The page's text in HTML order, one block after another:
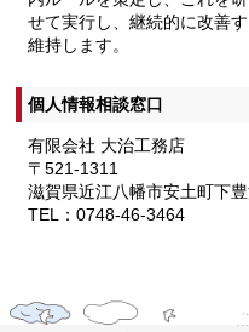
せて実行し、継続的に改善
維持します。
個人情報相談窓口
有限会社 大治工務店
〒521-1311
滋賀県近江八幡市安土町下
TEL：0748-46-3464